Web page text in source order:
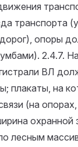
транспорта
дорог), опоры
2.4.7.
ВЛ
плакаты, на
(на
лесным